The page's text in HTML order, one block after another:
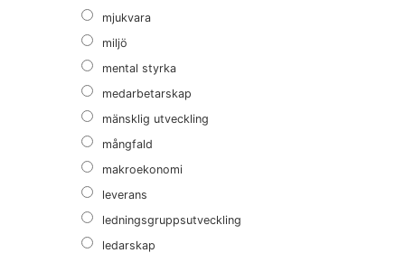
mjukvara
miljö
mental styrka
medarbetarskap
mänsklig utveckling
mångfald
makroekonomi
leverans
ledningsgruppsutveckling
ledarskap